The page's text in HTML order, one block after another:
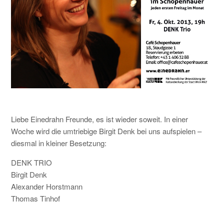
ÜBER EINEDRAHN
PRESSE
Liebe Einedrahn Freunde, es ist wieder soweit. In einer
Woche wird die umtriebige Birgit Denk bei uns aufspielen –
diesmal in kleiner Besetzung:
DENK TRIO
Birgit Denk
Alexander Horstmann
Thomas Tinhof